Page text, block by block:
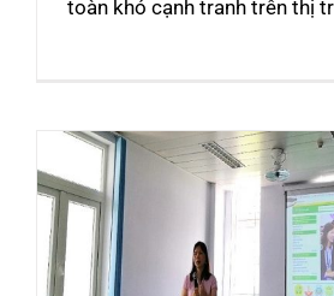
toàn khó cạnh tranh trên thị